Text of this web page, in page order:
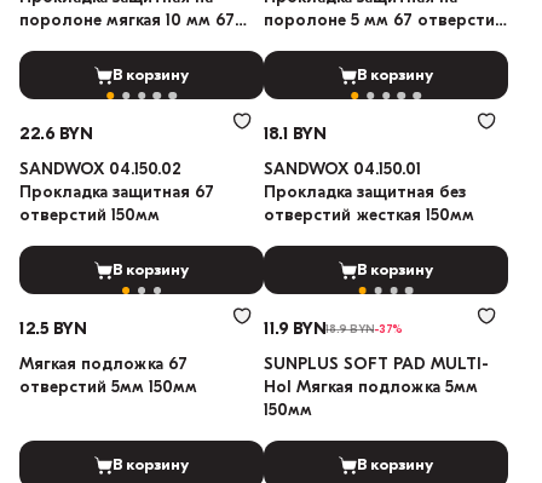
поролоне мягкая 10 мм 67
В корзину
поролоне 5 мм 67 отверстий
В корзину
22.6 BYN
SANDWOX 04.150.02
Прокладка защитная 67
отверстий 150мм
В корзину
18.1 BYN
SANDWOX 04.150.01
Прокладка защитная без
отверстий жесткая 150мм
В корзину
12.5 BYN
Мягкая подложка 67
отверстий 5мм 150мм
В корзину
11.9 BYN18.9 BYN-37%
SUNPLUS SOFT PAD MULTI-
Hol Мягкая подложка 5мм
150мм
В корзину